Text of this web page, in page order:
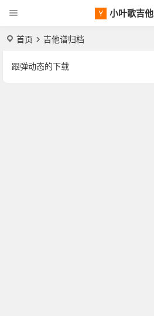
小叶歌吉他
首页 吉他谱归档
跟弹动态的下载